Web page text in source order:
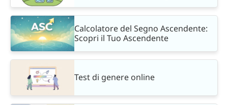
Calcolatore del Segno Ascendente:
Scopri il Tuo Ascendente
Test di genere online